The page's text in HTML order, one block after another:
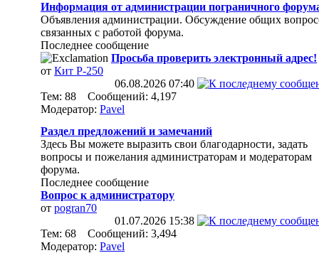
Информация от администрации пограничного
Объявления администрации. Обсуждение общих
связанных с работой форума.
Последнее сообщение
Просьба проверить электронный адрес!
от Кит Р-250
06.08.2026 07:40
Тем: 88 Сообщений: 4,197
Модератор: Pavel
Раздел предложений и замечаний
Здесь Вы можете выразить свои благодарности, задать
вопросы и пожелания администраторам и модераторам
форума.
Последнее сообщение
Вопрос к администратору
от pogran70
01.07.2026 15:38
Тем: 68 Сообщений: 3,494
Модератор: Pavel